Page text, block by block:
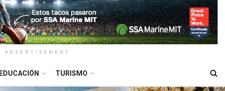
ADVERTISEMENT
EDUCACIÓN TURISMO